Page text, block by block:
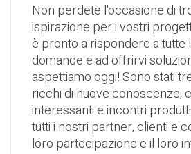
Non perdete l'occasione di
ispirazione per i vostri
è pronto a rispondere a tutte
domande e ad offrirvi
aspettiamo oggi! Sono stati
ricchi di nuove conoscenze,
interessanti e incontri
tutti i nostri partner, clienti e
loro partecipazione e il loro